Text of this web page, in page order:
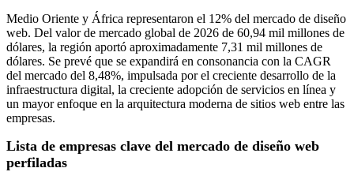
Medio Oriente y África representaron el 12% del mercado de diseño
web. Del valor de mercado global de 2026 de 60,94 mil millones de
dólares, la región aportó aproximadamente 7,31 mil millones de
dólares. Se prevé que se expandirá en consonancia con la CAGR
del mercado del 8,48%, impulsada por el creciente desarrollo de la
infraestructura digital, la creciente adopción de servicios en línea y
un mayor enfoque en la arquitectura moderna de sitios web entre las
empresas.
Lista de empresas clave del mercado de diseño web
perfiladas